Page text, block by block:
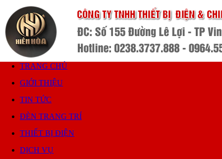
TRANG CHỦ
GIỚI THIỆU
TIN TỨC
ĐÈN TRANG TRÍ
THIẾT BỊ ĐIỆN
DỊCH VỤ